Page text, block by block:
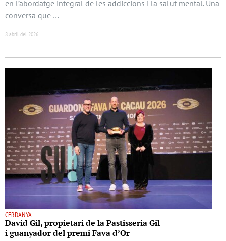
en l’abordatge integral de les addiccions i la salut mental. Una
conversa que …
8 abril del 2026
CERDANYA
David Gil, propietari de la Pastisseria Gil
i guanyador del premi Fava d’Or